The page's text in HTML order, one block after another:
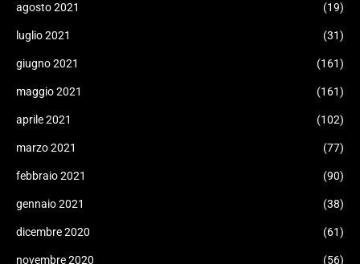
agosto 2021 (19)
luglio 2021 (31)
giugno 2021 (161)
maggio 2021 (161)
aprile 2021 (102)
marzo 2021 (77)
febbraio 2021 (90)
gennaio 2021 (38)
dicembre 2020 (61)
novembre 2020 (56)